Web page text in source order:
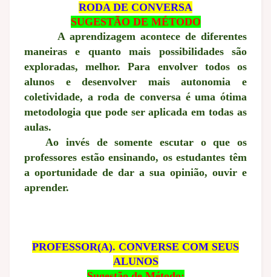
RODA DE CONVERSA
SUGESTÃO DE MÉTODO
A aprendizagem acontece de diferentes
maneiras e quanto mais possibilidades são
exploradas, melhor. Para envolver todos os
alunos e desenvolver mais autonomia e
coletividade, a roda de conversa é uma ótima
metodologia que pode ser aplicada em todas as
aulas.
Ao invés de somente escutar o que os
professores estão ensinando, os estudantes têm
a oportunidade de dar a sua opinião, ouvir e
aprender.
PROFESSOR(A). CONVERSE COM SEUS
ALUNOS